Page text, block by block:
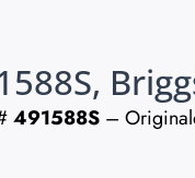
491588S –